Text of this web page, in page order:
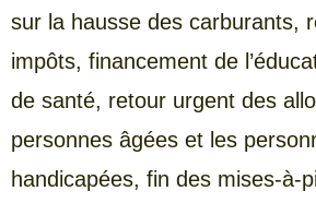
sur la hausse des carburants,
impôts, financement de
de santé, retour urgent des
personnes âgées et les
handicapées, fin des mises-à-